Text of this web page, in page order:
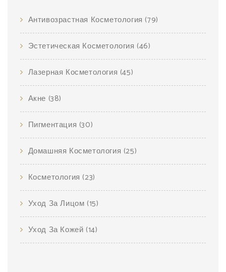
Антивозрастная Косметология (79)
Эстетическая Косметология (46)
Лазерная Косметология (45)
Акне (38)
Пигментация (30)
Домашняя Косметология (25)
Косметология (23)
Уход За Лицом (15)
Уход За Кожей (14)